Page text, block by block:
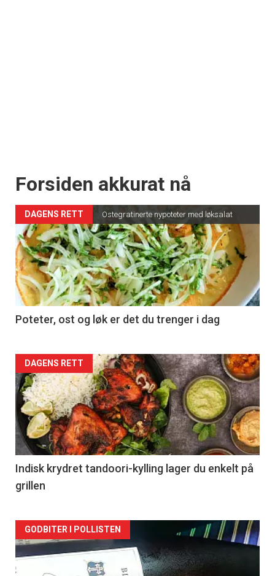
Forsiden akkurat nå
DAGENS RETT Ostegratinerte nypoteter med løksalat
Poteter, ost og løk er det du trenger i dag
Forsiden
akkurat
nå
-
2
DAGENS RETT
Indisk krydret tandoori-kylling lager du enkelt på
grillen
Forsiden
akkurat
GODBITER I POLLISTEN